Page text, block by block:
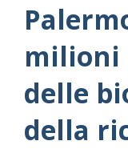
milioni
delle
della